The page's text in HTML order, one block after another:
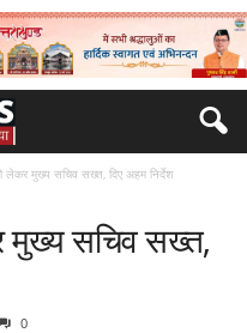
लेकर मुख्य सचिव सख्त, दिए अहम निर्देश
मुख्य सचिव सख्त,
0